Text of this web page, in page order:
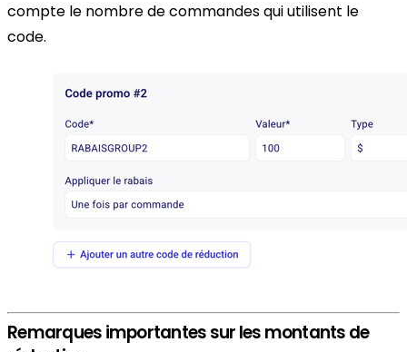
compte le nombre de commandes qui utilisent le
code.
Remarques importantes sur les montants de